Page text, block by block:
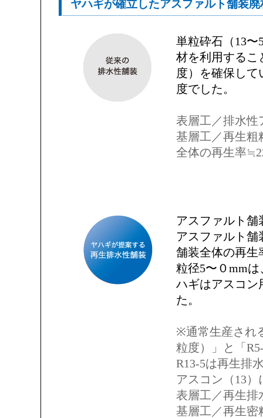
ヤハギが確立したアスファルト舗装
単粒砕石（13〜
材を利用するこ
度）を確保して
度でした。
表層工／排水
基層工／再生
全体の再生率
アスファルト
アスファルト舗
舗装全体の再生
粒径5〜０mm
ハギはアスコン
た。
※通常生産され
粒度）」と「
R13-5は再生排
アスコン（13
表層工／再生
基層工／再生